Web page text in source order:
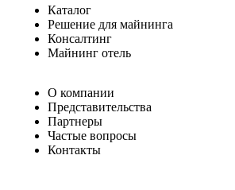
Каталог
Решение для майнинга
Консалтинг
Майнинг отель
О компании
Представительства
Партнеры
Частые вопросы
Контакты